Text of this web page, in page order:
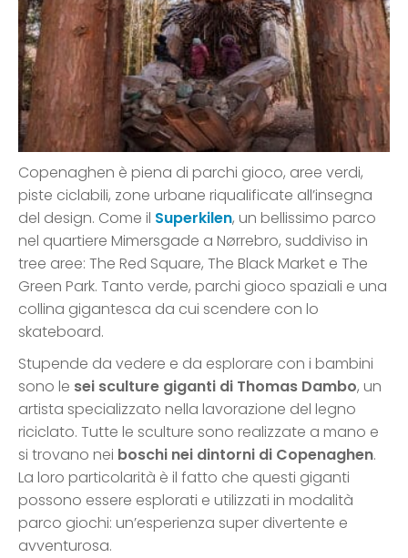
Copenaghen è piena di parchi gioco, aree verdi,
piste ciclabili, zone urbane riqualificate all’insegna
del design. Come il Superkilen, un bellissimo parco
nel quartiere Mimersgade a Nørrebro, suddiviso in
tree aree: The Red Square, The Black Market e The
Green Park. Tanto verde, parchi gioco spaziali e una
collina gigantesca da cui scendere con lo
skateboard.
Stupende da vedere e da esplorare con i bambini
sono le sei sculture giganti di Thomas Dambo, un
artista specializzato nella lavorazione del legno
riciclato. Tutte le sculture sono realizzate a mano e
si trovano nei boschi nei dintorni di Copenaghen.
La loro particolarità è il fatto che questi giganti
possono essere esplorati e utilizzati in modalità
parco giochi: un’esperienza super divertente e
avventurosa.